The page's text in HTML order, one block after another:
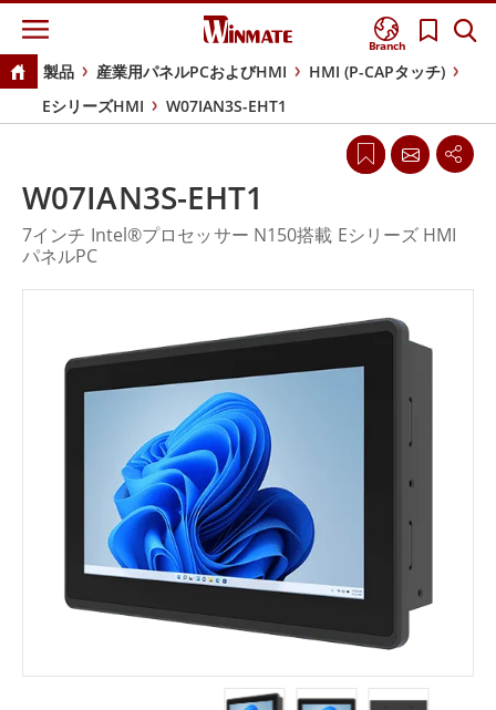
Branch
製品 産業用パネルPCおよびHMI
HMI (P-CAPタッチ)
EシリーズHMI
W07IAN3S-EHT1
W07IAN3S-EHT1
7インチ Intel®プロセッサー N150搭載 Eシリーズ HMI
パネルPC